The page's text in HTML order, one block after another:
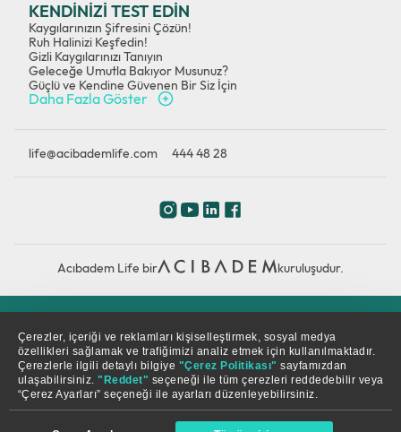
Çerezler, içeriği ve reklamları kişiselleştirmek, sosyal medya
özellikleri sağlamak ve trafiğimizi analiz etmek için kullanılmaktadır.
Çerezlerle ilgili detaylı bilgiye "Çerez Politikası" sayfamızdan
ulaşabilirsiniz. "Reddet" seçeneği ile tüm çerezleri reddedebilir veya
“Çerez Ayarları” seçeneği ile ayarları düzenleyebilirsiniz.
KENDİNİZİ TEST EDİN
Kaygılarınızın Şifresini Çözün!
Ruh Halinizi Keşfedin!
Gizli Kaygılarınızı Tanıyın
Geleceğe Umutla Bakıyor Musunuz?
Güçlü ve Kendine Güvenen Bir Siz İçin
Daha Fazla Göster
Acıbadem Life bir kuruluşudur.
life@acibademlife.com 444 48 28
© Copyright 2026. Tüm hakları saklıdır.